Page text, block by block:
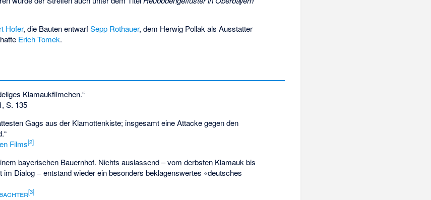
Hofer, die Bauten entwarfSepp Rothauer, dem Herwig Pollak als Ausstatter
Erich Tomek.
Klamaukfilmchen.“
S. 135
Gags aus der Klamottenkiste; insgesamt eine Attacke gegen den
Films[2]
bayerischen Bauernhof. Nichts auslassend – vom derbsten Klamauk bis
im Dialog − entstand wieder ein besonders beklagenswertes «deutsches
[3]